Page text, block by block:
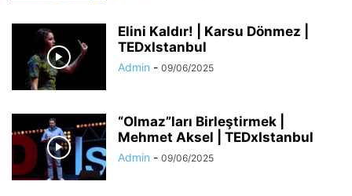
Elini Kaldır! | Karsu Dönmez |
TEDxIstanbul
Admin - 09/06/2025
“Olmaz”ları Birleştirmek |
Mehmet Aksel | TEDxIstanbul
Admin - 09/06/2025